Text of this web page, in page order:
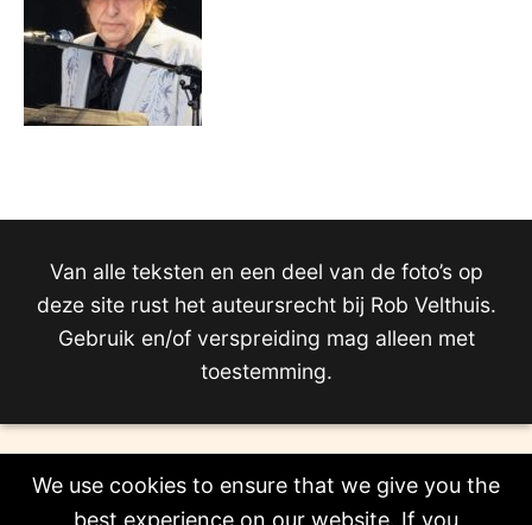
Van alle teksten en een deel van de foto’s op
deze site rust het auteursrecht bij Rob Velthuis.
Gebruik en/of verspreiding mag alleen met
toestemming.
We use cookies to ensure that we give you the
best experience on our website. If you